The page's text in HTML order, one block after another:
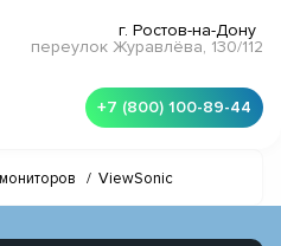
г. Ростов-на-Дону
переулок Журавлёва, 130/112
+7 (800) 100-89-44
/ ViewSonic